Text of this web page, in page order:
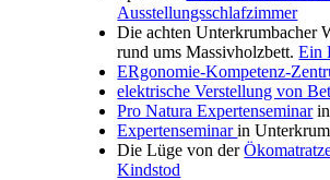
Ausstellungsschlafzimmer
Die achten Unterkrumbacher
rund ums Massivholzbett.Ein
ERgonomie-Kompetenz-
elektrische Verstellung von
Pro Natura Expertenseminarin
Expertenseminarin
Die Lüge von der
Kindstod